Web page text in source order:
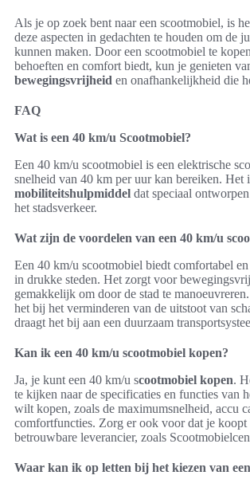
Als je op zoek bent naar een scootmobiel, is
deze aspecten in gedachten te houden om de
kunnen maken. Door een scootmobiel te
behoeften en comfort biedt, kun je genieten
bewegingsvrijheid en onafhankelijkheid die
FAQ
Wat is een 40 km/u Scootmobiel?
Een 40 km/u scootmobiel is een elektrische
snelheid van 40 km per uur kan bereiken. Het
mobiliteitshulpmiddel dat speciaal
het stadsverkeer.
Wat zijn de voordelen van een 40 km/u
Een 40 km/u scootmobiel biedt comfortabel
in drukke steden. Het zorgt voor
gemakkelijk om door de stad te
het bij het verminderen van de uitstoot van
draagt het bij aan een duurzaam
Kan ik een 40 km/u scootmobiel kopen?
Ja, je kunt een 40 km/u scootmobiel kopen.
te kijken naar de specificaties en functies van
wilt kopen, zoals de maximumsnelheid, accu
comfortfuncties. Zorg er ook voor dat je koopt
betrouwbare leverancier, zoals
Waar kan ik op letten bij het kiezen van